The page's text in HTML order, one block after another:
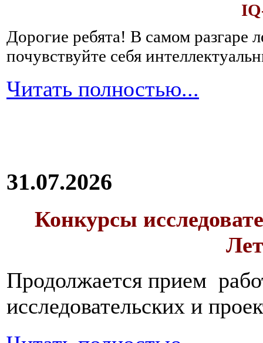
Дорогие ребята! В самом разгаре
почувствуйте себя
Читать полностью...
31.07.2026
Конкурсы
Продолжается прием
исследовательских и